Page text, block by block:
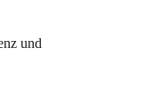
und